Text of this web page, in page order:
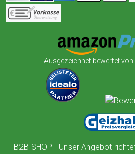
Ausgezeichnet bewertet
B2B-SHOP - Unser Angebot